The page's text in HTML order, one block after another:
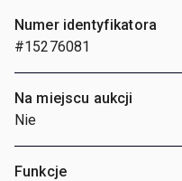
Numer identyfikatora
#15276081
Na miejscu aukcji
Nie
Funkcje